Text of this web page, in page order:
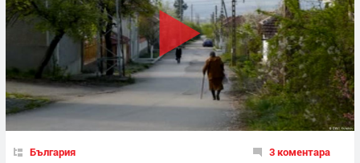
България 3 коментара